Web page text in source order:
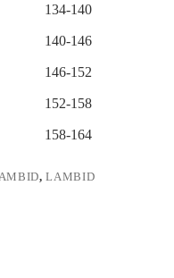
134-140
140-146
146-152
152-158
158-164
,LAMBID